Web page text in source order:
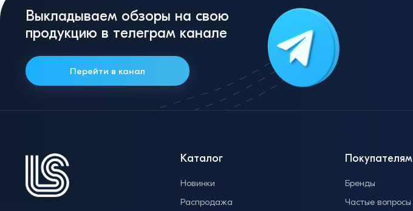
Выкладываем обзоры на свою
продукцию в телеграм канале
Перейти в канал
Каталог
Новинки
Распродажа
Покупателям
Бренды
Частые вопросы